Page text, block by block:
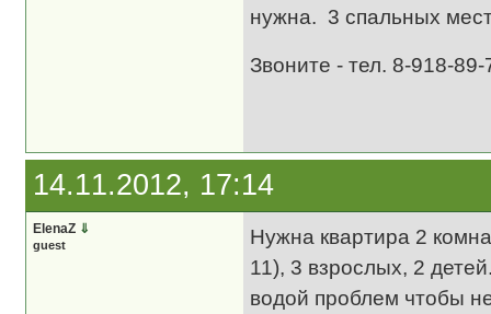
нужна. 3 спальных
Звоните - тел. 8-918-
14.11.2012, 17:14
ElenaZ ⇓
guest
Нужна квартира 2
11), 3 взрослых, 2
водой проблем чтобы